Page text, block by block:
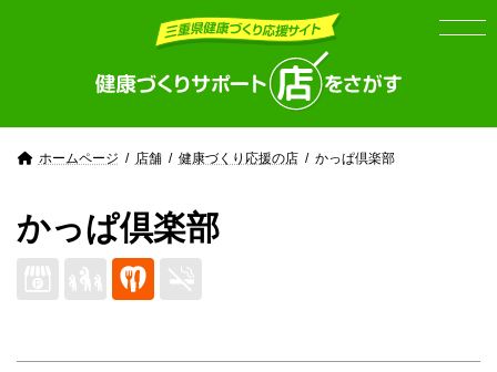
ホームページ 店舗 健康づくり応援の店 かっぱ倶楽部
かっぱ倶楽部